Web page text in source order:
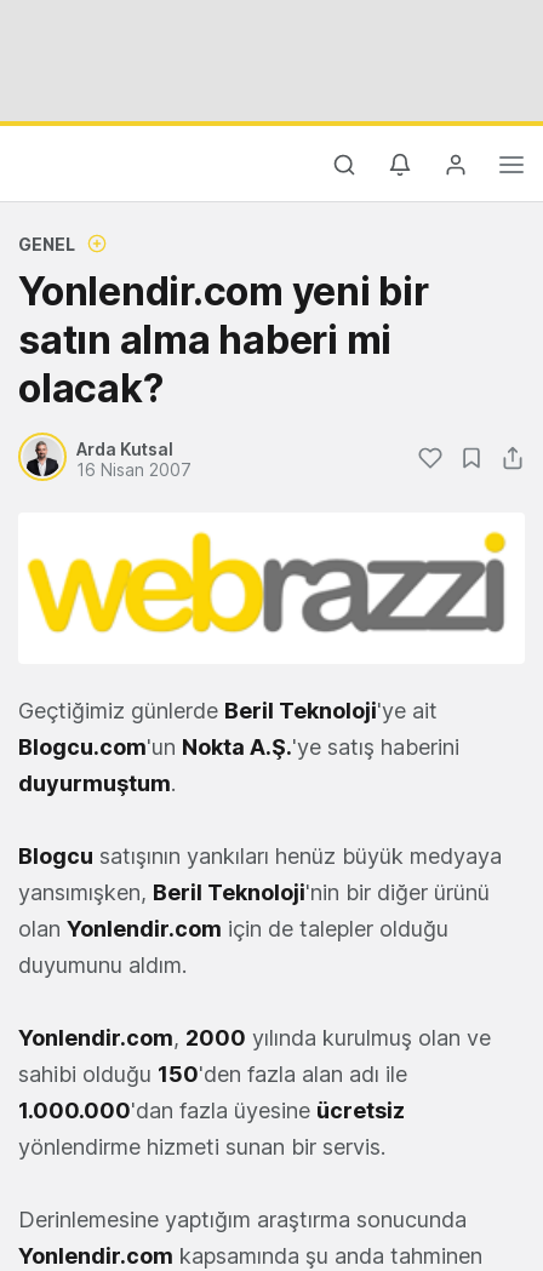
GENEL
Yonlendir.com yeni bir
satın alma haberi mi
olacak?
Arda Kutsal
16 Nisan 2007
Geçtiğimiz günlerde Beril Teknoloji'ye ait
Blogcu.com'un Nokta A.Ş.'ye satış haberini
duyurmuştum.
Blogcu satışının yankıları henüz büyük medyaya
yansımışken, Beril Teknoloji'nin bir diğer ürünü
olan Yonlendir.com için de talepler olduğu
duyumunu aldım.
Yonlendir.com, 2000 yılında kurulmuş olan ve
sahibi olduğu 150'den fazla alan adı ile
1.000.000'dan fazla üyesine ücretsiz
yönlendirme hizmeti sunan bir servis.
Derinlemesine yaptığım araştırma sonucunda
Yonlendir.com kapsamında şu anda tahminen